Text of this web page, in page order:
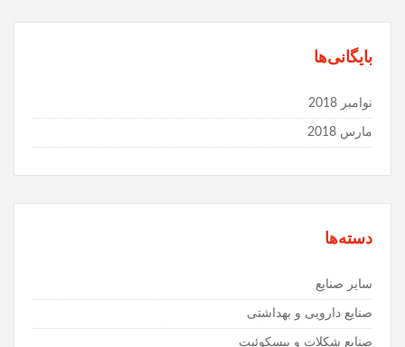
بایگانی‌ها
نوامبر 2018
مارس 2018
دسته‌ها
سایر صنایع
صنایع دارویی و بهداشتی
صنایع شکلات و بیسکوئیت